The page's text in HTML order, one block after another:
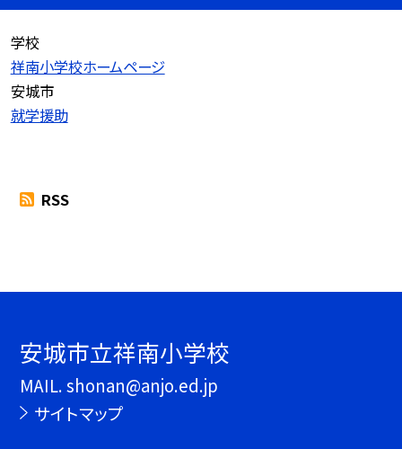
学校
祥南小学校ホームページ
安城市
就学援助
RSS
安城市立祥南小学校
MAIL. shonan@anjo.ed.jp
サイトマップ